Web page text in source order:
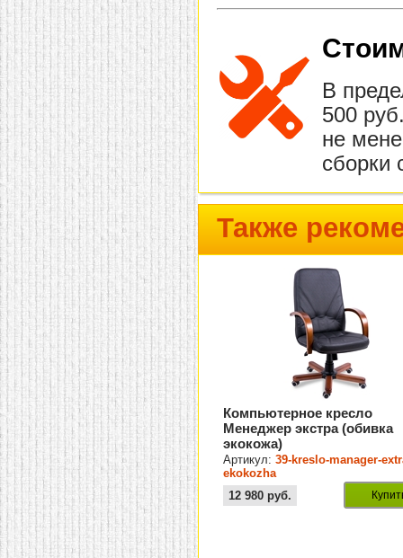
В
500
не
сборки
Также
Компьютерное кресло
Менеджер экстра (обивка
экокожа)
Артикул:39-kreslo-manager-
ekokozha
12 980 руб.